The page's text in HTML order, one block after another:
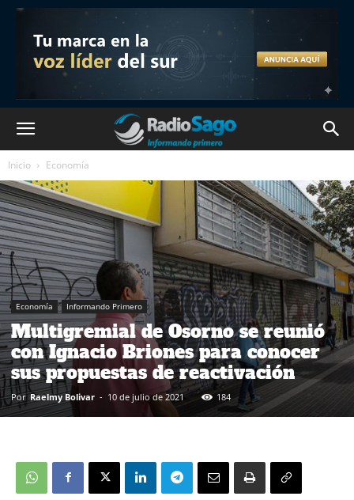
Inicio Economía
Economía Informando Primero
Multigremial de Osorno se reunió
con Ignacio Briones para conocer
sus propuestas de reactivación
Por Raelmy Bolivar - 10 de julio de 2021 184